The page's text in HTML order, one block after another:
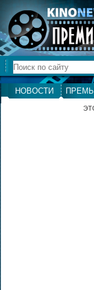
НОВОСТИ